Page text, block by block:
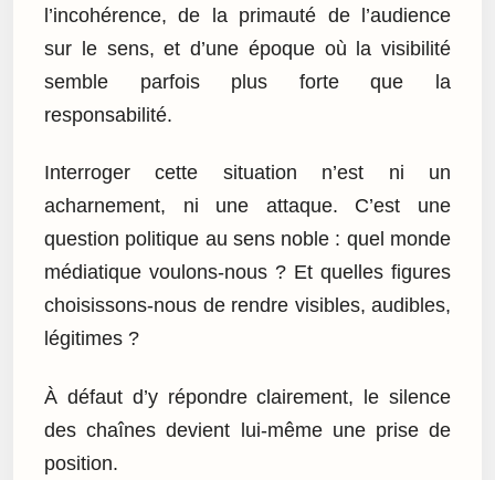
l’incohérence, de la primauté de l’audience
sur le sens, et d’une époque où la visibilité
semble parfois plus forte que la
responsabilité.
Interroger cette situation n’est ni un
acharnement, ni une attaque. C’est une
question politique au sens noble : quel monde
médiatique voulons-nous ? Et quelles figures
choisissons-nous de rendre visibles, audibles,
légitimes ?
À défaut d’y répondre clairement, le silence
des chaînes devient lui-même une prise de
position.